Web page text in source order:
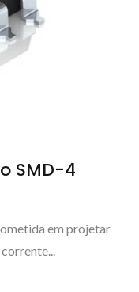
SMD-4
em projetar